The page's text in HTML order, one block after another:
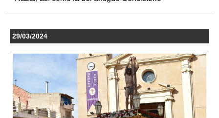
29/03/2024